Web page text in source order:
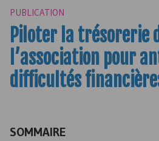
PUBLICATION
Piloter la trésorerie
l’association pour
difficultés
SOMMAIRE